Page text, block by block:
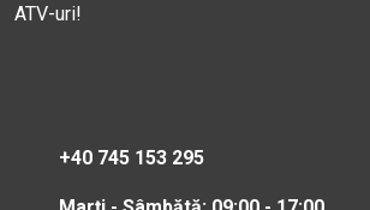
ATV-uri!
+40 745 153 295